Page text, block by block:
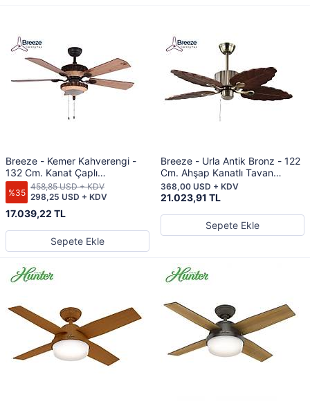
Breeze - Kemer Kahverengi -
132 Cm. Kanat Çaplı
Aydınlatmalı Tavan Vantilatörü
%35
17.039,22 TL
298,25 USD + KDV
458,85 USD + KDV
Sepete Ekle
Breeze - Urla Antik Bronz - 122
Cm. Ahşap Kanatlı Tavan
Vantilatörü
21.023,91 TL
368,00 USD + KDV
Sepete Ekle